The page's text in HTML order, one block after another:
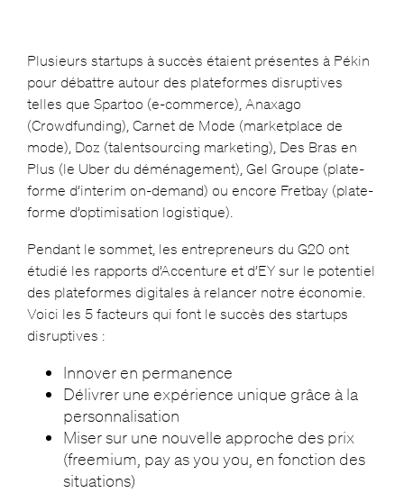
Plusieurs startups à succès étaient présentes à Pékin
pour débattre autour des plateformes disruptives
telles que Spartoo (e-commerce), Anaxago
(Crowdfunding), Carnet de Mode (marketplace de
mode), Doz (talentsourcing marketing), Des Bras en
Plus (le Uber du déménagement), Gel Groupe (plate-
forme d’interim on-demand) ou encore Fretbay (plate-
forme d’optimisation logistique).
Pendant le sommet, les entrepreneurs du G20 ont
étudié les rapports d’Accenture et d’EY sur le potentiel
des plateformes digitales à relancer notre économie.
Voici les 5 facteurs qui font le succès des startups
disruptives :
Innover en permanence
Délivrer une expérience unique grâce à la
personnalisation
Miser sur une nouvelle approche des prix
(freemium, pay as you you, en fonction des
situations)